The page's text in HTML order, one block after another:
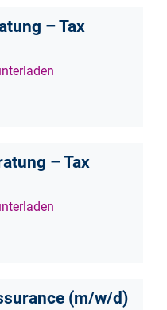
– Tax
– Tax
(m/w/d)